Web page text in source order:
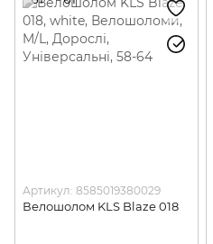
Артикул: 8585019380029
Велошолом KLS Blaze 018